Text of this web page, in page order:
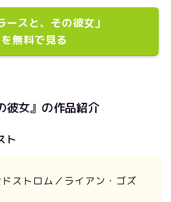
ースと、その彼女」
を無料で見る
彼女』の作品紹介
ト
ストロム／ライアン・ゴズ